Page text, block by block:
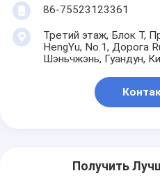
86-75523123361
Третий этаж, Блок T,
HengYu, No.1, Дорога
Шэньчжэнь, Гуандун,
Получить